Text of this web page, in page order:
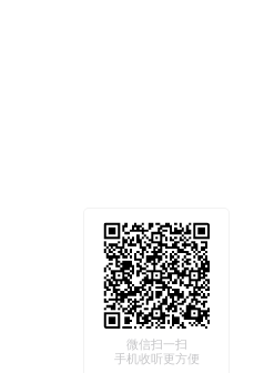
微信扫一扫
手机收听更方便